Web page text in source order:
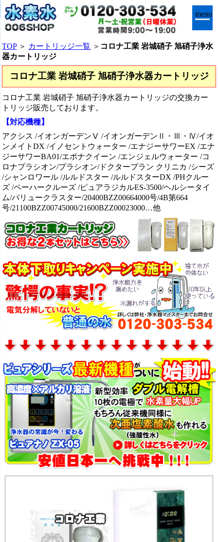
menu
TOP＞ カートリッジ一覧 ＞ コロナ工業 岩城硝子 旭硝子浄水
器カートリッジ
コロナ工業 岩城硝子 旭硝子浄水器カートリッジ
コロナ工業 岩城硝子 旭硝子浄水器カートリッジの交換カー
トリッジ販売しております。
【対応機種】
アクシス /イオンガーデンⅤ /イオンガーデンⅡ・Ⅲ・Ⅳ/イオ
ンメイトDX /イノセントウォーター /エナジーサワーEX /エナ
ジーサワーBA01/エポナクイーン /エンジェルウォーター /コ
ロナプラシオン/プラシオン/ドクタープラン クリニカ /シーズ
/シャンロワール /ルルドスター /ルルドスターDX /PHクルー
ズ /ペーハークルーズ /ピュアラジカルES-3500/ヘルシータイ
ム/バリュークラスター/20400BZZ00664000号/4B第664
号/21100BZZ00745000/21600BZZ00023000…他